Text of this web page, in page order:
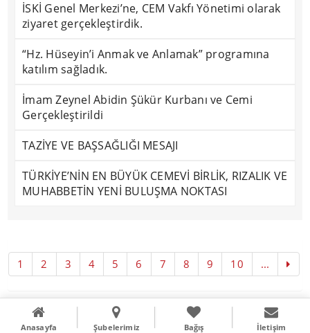
İSKİ Genel Merkezi’ne, CEM Vakfı Yönetimi olarak
ziyaret gerçekleştirdik.
“Hz. Hüseyin’i Anmak ve Anlamak” programına
katılım sağladık.
İmam Zeynel Abidin Şükür Kurbanı ve Cemi
Gerçekleştirildi
TAZİYE VE BAŞSAĞLIĞI MESAJI
TÜRKİYE’NİN EN BÜYÜK CEMEVİ BİRLİK, RIZALIK VE
MUHABBETİN YENİ BULUŞMA NOKTASI
1 2 3 4 5 6 7 8 9 10 ...
Copyright © 2016 Literal Webdizayn
Anasayfa Şubelerimiz Bağış İletişim